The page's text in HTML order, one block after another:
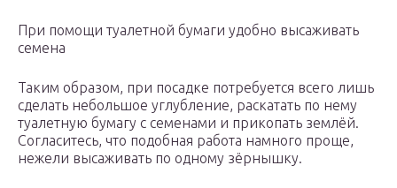
При помощи туалетной бумаги удобно высаживать
семена
Таким образом, при посадке потребуется всего лишь
сделать небольшое углубление, раскатать по нему
туалетную бумагу с семенами и прикопать землёй.
Согласитесь, что подобная работа намного проще,
нежели высаживать по одному зёрнышку.